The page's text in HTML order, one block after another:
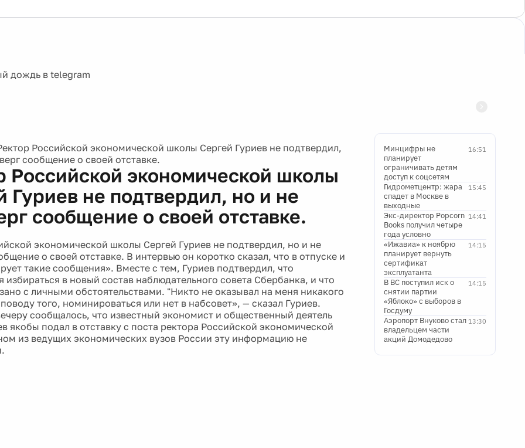
Российской экономической школы Сергей Гуриев не подтвердил,
сообщение о своей отставке.
Российской экономической школы
Гуриев не подтвердил, но и не
сообщение о своей отставке.
экономической школы Сергей Гуриев не подтвердил, но и не
о своей отставке. В интервью он коротко сказал, что в отпуске и
такие сообщения». Вместе с тем, Гуриев подтвердил, что
избираться в новый состав наблюдательного совета Сбербанка, и что
с личными обстоятельствами. "Никто не оказывал на меня никакого
того, номинироваться или нет в набсовет», — сказал Гуриев.
сообщалось, что известный экономист и общественный деятель
якобы подал в отставку с поста ректора Российской экономической
из ведущих экономических вузов России эту информацию не
16:51
Минцифры не
планирует
ограничивать детям
доступ к соцсетям
15:45
Гидрометцентр: жара
спадет в Москве в
выходные
14:41
Экс-директор Popcorn
Books получил четыре
года условно
14:15
«Ижавиа» к ноябрю
планирует вернуть
сертификат
эксплуатанта
14:15
В ВС поступил иск о
снятии партии
«Яблоко» с выборов в
Госдуму
13:30
Аэропорт Внуково стал
владельцем части
акций Домодедово